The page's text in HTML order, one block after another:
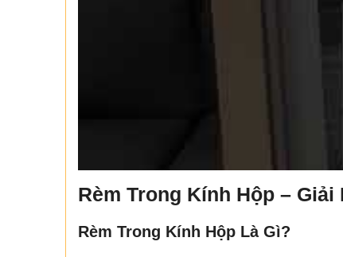
Rèm Trong Kính Hộp –
Rèm Trong Kính Hộp Là Gì?